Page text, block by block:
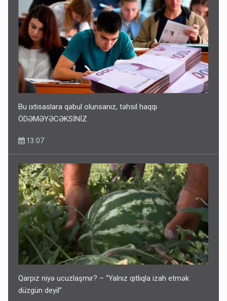
Bu ixtisaslara qəbul olunsanız, təhsil haqqı
ÖDƏMƏYƏCƏKSİNİZ
13:07
Qarpız niyə ucuzlaşmır? – “Yalnız qıtlıqla izah etmək
düzgün deyil”